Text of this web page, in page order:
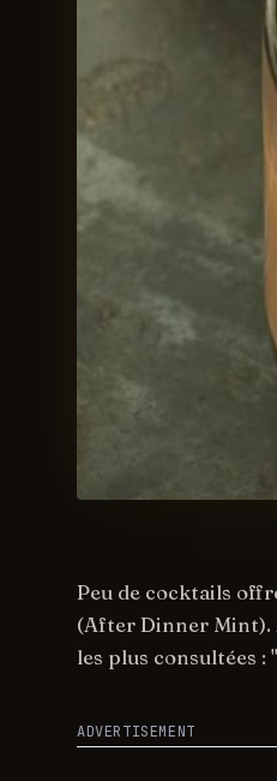
Peu de cocktails
(After Dinner Mint).
les plus consultées :
ADVERTISEMENT